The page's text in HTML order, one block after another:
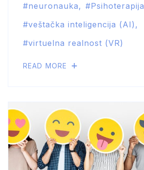
neuronauka
Psihoterapija
veštačka inteligencija (AI)
virtuelna realnost (VR)
READ MORE